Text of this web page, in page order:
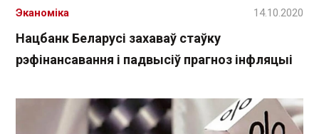
Нацбанк Беларусі захаваў стаўку
рэфінансавання і падвысіў прагноз інфляцыі
Эканоміка 14.10.2020